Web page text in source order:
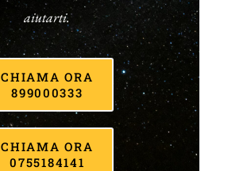
aiutarti.
CHIAMA ORA
899000333
CHIAMA ORA
0755184141